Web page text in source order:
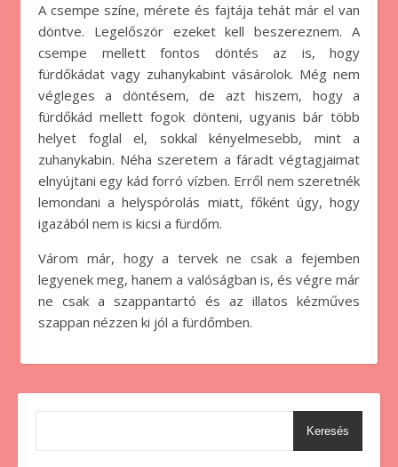
A csempe színe, mérete és fajtája tehát már el van
döntve. Legelőször ezeket kell beszereznem. A
csempe mellett fontos döntés az is, hogy
fürdőkádat vagy zuhanykabint vásárolok. Még nem
végleges a döntésem, de azt hiszem, hogy a
fürdőkád mellett fogok dönteni, ugyanis bár több
helyet foglal el, sokkal kényelmesebb, mint a
zuhanykabin. Néha szeretem a fáradt végtagjaimat
elnyújtani egy kád forró vízben. Erről nem szeretnék
lemondani a helyspórolás miatt, főként úgy, hogy
igazából nem is kicsi a fürdőm.
Várom már, hogy a tervek ne csak a fejemben
legyenek meg, hanem a valóságban is, és végre már
ne csak a szappantartó és az illatos kézműves
szappan nézzen ki jól a fürdőmben.
Keresés